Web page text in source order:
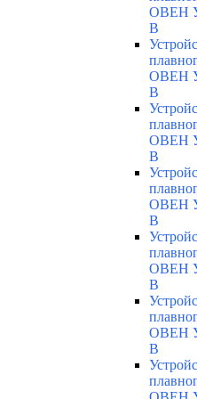
ОВЕН
В
ОВЕН
В
ОВЕН
В
ОВЕН
В
ОВЕН
В
ОВЕН
В